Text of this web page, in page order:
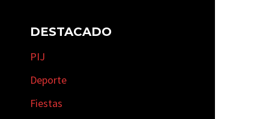
DESTACADO
PIJ
Deporte
Fiestas